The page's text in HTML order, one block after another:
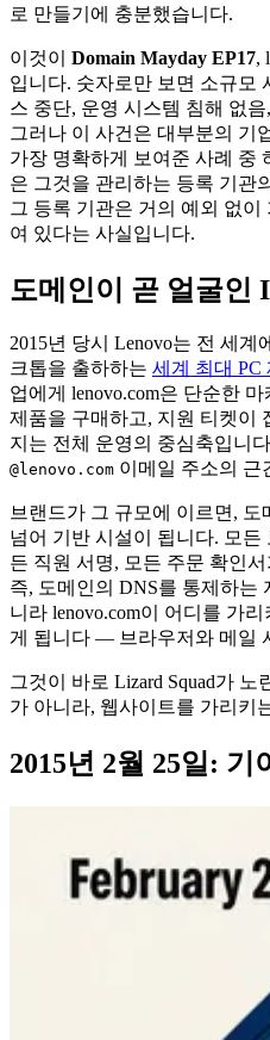
로 만들기에 충분했습니다.
이것이 Domain Mayday EP17,
입니다. 숫자로만 보면 소규모
스 중단, 운영 시스템 침해 없
그러나 이 사건은 대부분의 기
가장 명확하게 보여준 사례 중
은 그것을 관리하는 등록 기관
그 등록 기관은 거의 예외 없
여 있다는 사실입니다.
도메인이 곧 얼굴인
2015년 당시 Lenovo는 전 세
크톱을 출하하는 세계 최대 PC
업에게 lenovo.com은 단순한
제품을 구매하고, 지원 티켓이
지는 전체 운영의 중심축입니
@lenovo.com 이메일 주소의 근
브랜드가 그 규모에 이르면,
넘어 기반 시설이 됩니다. 모든
든 직원 서명, 모든 주문 확인
즉, 도메인의 DNS를 통제하는
니라 lenovo.com이 어디를 가
게 됩니다 — 브라우저와 메일
그것이 바로 Lizard Squad가
가 아니라, 웹사이트를 가리키
2015년 2월 25일: 기